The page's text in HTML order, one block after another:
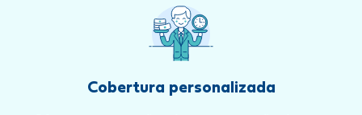
Cobertura personalizada